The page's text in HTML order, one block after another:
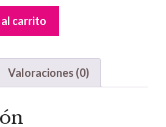
carrito
Valoraciones (0)